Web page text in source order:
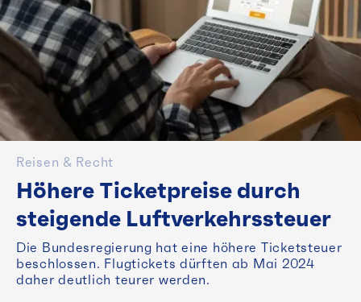
Reisen & Recht
Höhere Ticketpreise durch
steigende Luftverkehrssteuer
Die Bundesregierung hat eine höhere Ticketsteuer
beschlossen. Flugtickets dürften ab Mai 2024
daher deutlich teurer werden.